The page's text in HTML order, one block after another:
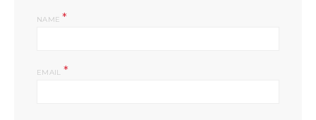
NAME *
EMAIL *